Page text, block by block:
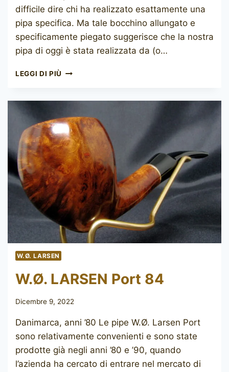
difficile dire chi ha realizzato esattamente una
pipa specifica. Ma tale bocchino allungato e
specificamente piegato suggerisce che la nostra
pipa di oggi è stata realizzata da (o…
LEGGI DI PIÙ W.Ø.
(SVEN
KNUDSEN)
W.Ø. LARSEN
W.Ø. LARSEN Port 84
Dicembre 9, 2022
Danimarca, anni ’80 Le pipe W.Ø. Larsen Port
sono relativamente convenienti e sono state
prodotte già negli anni ’80 e ’90, quando
l’azienda ha cercato di entrare nel mercato di